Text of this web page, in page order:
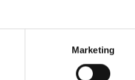
Marketing
08.13. 08.14.